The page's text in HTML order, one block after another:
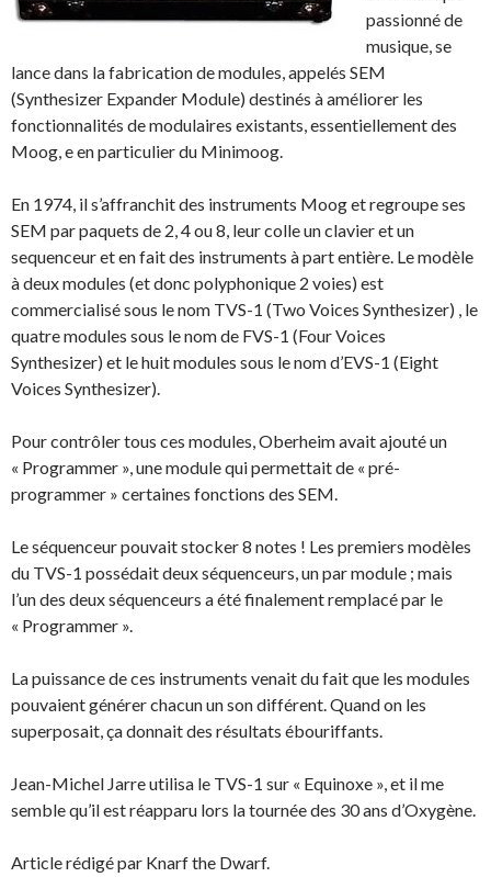
passionné de
musique, se
lance dans la fabrication de modules, appelés SEM
(Synthesizer Expander Module) destinés à améliorer les
fonctionnalités de modulaires existants, essentiellement des
Moog, e en particulier du Minimoog.
En 1974, il s’affranchit des instruments Moog et regroupe ses
SEM par paquets de 2, 4 ou 8, leur colle un clavier et un
sequenceur et en fait des instruments à part entière. Le modèle
à deux modules (et donc polyphonique 2 voies) est
commercialisé sous le nom TVS-1 (Two Voices Synthesizer) , le
quatre modules sous le nom de FVS-1 (Four Voices
Synthesizer) et le huit modules sous le nom d’EVS-1 (Eight
Voices Synthesizer).
Pour contrôler tous ces modules, Oberheim avait ajouté un
« Programmer », une module qui permettait de « pré-
programmer » certaines fonctions des SEM.
Le séquenceur pouvait stocker 8 notes ! Les premiers modèles
du TVS-1 possédait deux séquenceurs, un par module ; mais
l’un des deux séquenceurs a été finalement remplacé par le
« Programmer ».
La puissance de ces instruments venait du fait que les modules
pouvaient générer chacun un son différent. Quand on les
superposait, ça donnait des résultats ébouriffants.
Jean-Michel Jarre utilisa le TVS-1 sur « Equinoxe », et il me
semble qu’il est réapparu lors la tournée des 30 ans d’Oxygène.
Article rédigé par Knarf the Dwarf.